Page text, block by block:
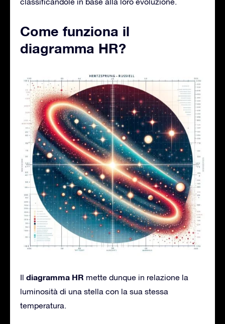
Come funziona il
diagramma HR?
Il diagramma HR mette dunque in relazione la
luminosità di una stella con la sua stessa
temperatura.